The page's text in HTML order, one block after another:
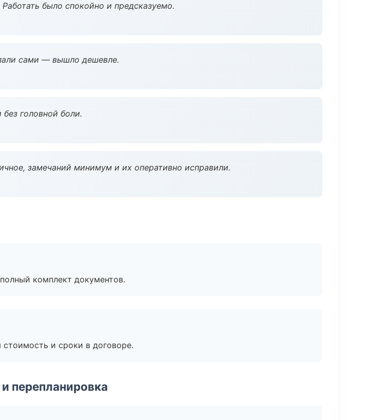
было спокойно и предсказуемо.
сами — вышло дешевле.
головной боли.
замечаний минимум и их оперативно исправили.
комплект документов.
и сроки в договоре.
перепланировка